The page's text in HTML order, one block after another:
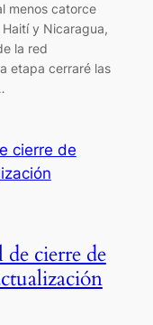
menos catorce
y Nicaragua,
la red
etapa cerraré las
cierre de